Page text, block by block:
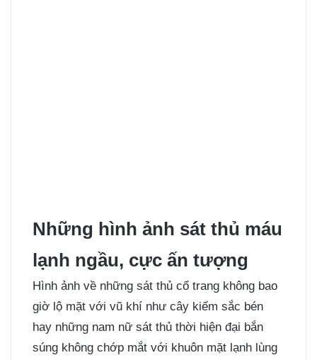
Những hình ảnh sát thủ máu
lạnh ngầu, cực ấn tượng
Hình ảnh về những sát thủ cổ trang không bao
giờ lộ mặt với vũ khí như cây kiếm sắc bén
hay những nam nữ sát thủ thời hiện đại bắn
súng không chớp mắt với khuôn mặt lạnh lùng